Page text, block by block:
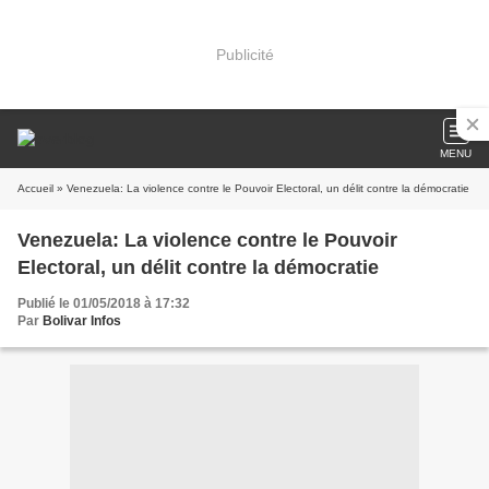
Publicité
MENU
Accueil » Venezuela: La violence contre le Pouvoir Electoral, un délit contre la démocratie
Venezuela: La violence contre le Pouvoir
Electoral, un délit contre la démocratie
Publié le 01/05/2018 à 17:32
Par Bolivar Infos